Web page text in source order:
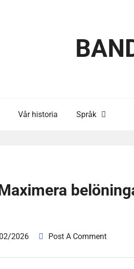
Vår historia Språk
2026 Post A Comment